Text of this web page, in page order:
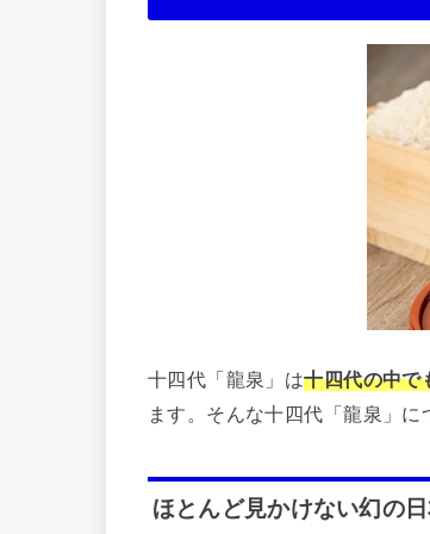
十四代「龍泉」は十四代の中で
ます。そんな十四代「龍泉」に
ほとんど見かけない幻の